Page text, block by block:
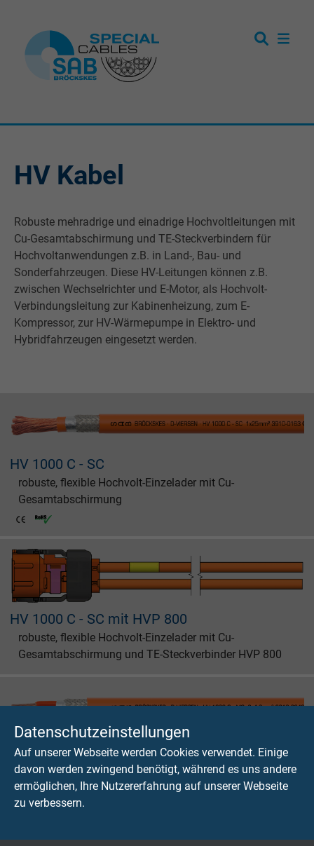
Datenschutzeinstellungen
Auf unserer Webseite werden Cookies verwendet. Einige
davon werden zwingend benötigt, während es uns andere
ermöglichen, Ihre Nutzererfahrung auf unserer Webseite
zu verbessern.
HV Kabel
Robuste mehradrige und einadrige Hochvoltleitungen mit
Cu-Gesamtabschirmung und TE-Steckverbindern für
Hochvoltanwendungen z.B. in Land-, Bau- und
Sonderfahrzeugen. Diese HV-Leitungen können z.B.
zwischen Wechselrichter und E-Motor, als Hochvolt-
Verbindungsleitung zur Kabinenheizung, zum E-
Kompressor, zur HV-Wärmepumpe in Elektro- und
Hybridfahrzeugen eingesetzt werden.
HV 1000 C - SC
robuste, flexible Hochvolt-Einzelader mit Cu-
Gesamtabschirmung
HV 1000 C - SC mit HVP 800
robuste, flexible Hochvolt-Einzelader mit Cu-
Gesamtabschirmung und TE-Steckverbinder HVP 800
HV 1000 C - MC
robuste, flexible Hochvolt-Mehraderleitung mit Cu-
Gesamtabschirmung